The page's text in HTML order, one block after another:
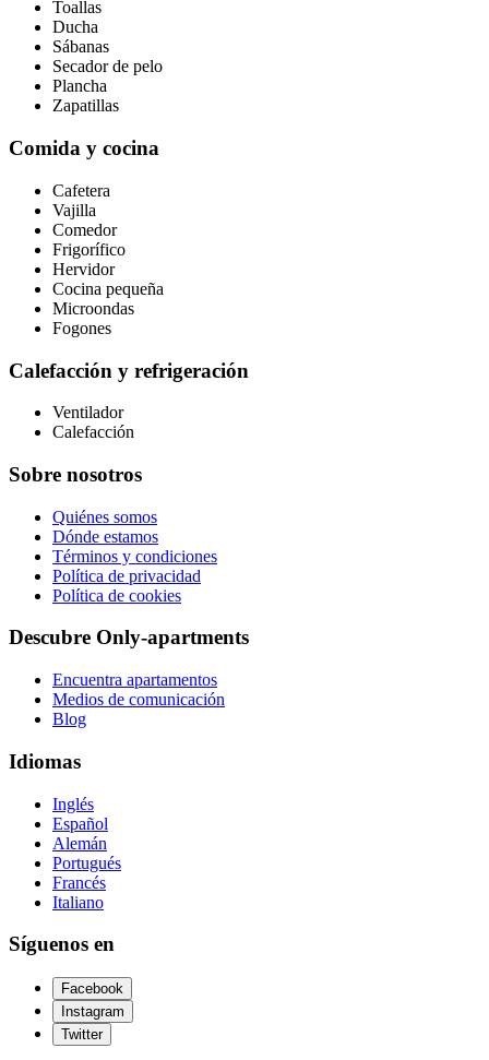
Toallas
Ducha
Sábanas
Secador de pelo
Plancha
Zapatillas
Comida y cocina
Cafetera
Vajilla
Comedor
Frigorífico
Hervidor
Cocina pequeña
Microondas
Fogones
Calefacción y refrigeración
Ventilador
Calefacción
Sobre nosotros
Quiénes somos
Dónde estamos
Términos y condiciones
Política de privacidad
Política de cookies
Descubre Only-apartments
Encuentra apartamentos
Medios de comunicación
Blog
Idiomas
Inglés
Español
Alemán
Portugués
Francés
Italiano
Síguenos en
Facebook
Instagram
Twitter